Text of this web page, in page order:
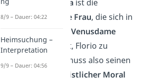
gegenüber:
Bianka ist die
unschuldige junge Frau, die sich in
Florio verliebt. DieVenusdame
hingegen versucht, Florio zu
verführen. Florio muss also seinen
christlicher Moral
8/9 – Dauer: 04:22
Heimsuchung –
Interpretation
9/9 – Dauer: 04:56